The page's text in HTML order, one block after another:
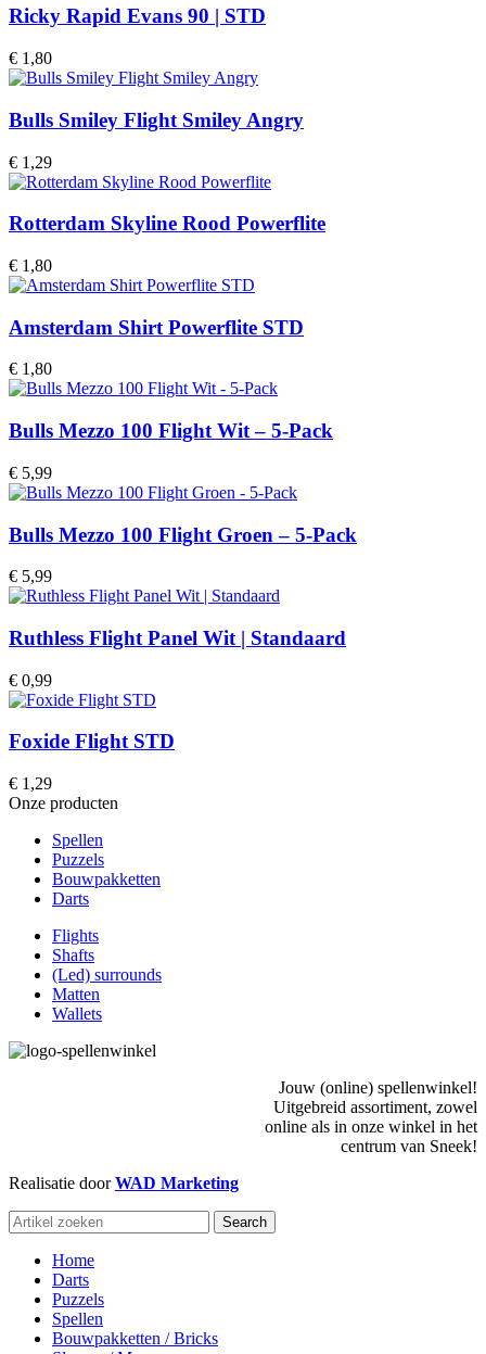
Ricky Rapid Evans 90 | STD
€ 1,80
Bulls Smiley Flight Smiley Angry
€ 1,29
Rotterdam Skyline Rood Powerflite
€ 1,80
Amsterdam Shirt Powerflite STD
€ 1,80
Bulls Mezzo 100 Flight Wit – 5-Pack
€ 5,99
Bulls Mezzo 100 Flight Groen – 5-Pack
€ 5,99
Ruthless Flight Panel Wit | Standaard
€ 0,99
Foxide Flight STD
€ 1,29
Onze producten
Spellen
Puzzels
Bouwpakketten
Darts
Flights
Shafts
(Led) surrounds
Matten
Wallets
Jouw (online) spellenwinkel!
Uitgebreid assortiment, zowel
online als in onze winkel in het
centrum van Sneek!
Realisatie doorWAD Marketing
Search
Home
Darts
Puzzels
Spellen
Bouwpakketten / Bricks